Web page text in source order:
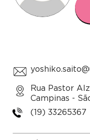
Rua Pastor
Campinas -
(19) 33265367